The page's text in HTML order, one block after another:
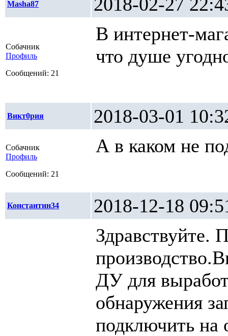
Masha87
Собачник
Профиль
Сообщений: 21
В интернет-
что душе
Викт0рия 2018-03-01
Собачник
Профиль
Сообщений: 21
А в каком не
Константин34 2018-12-18
Здравствуйте.
ДУ для
обнаружения
подключить на